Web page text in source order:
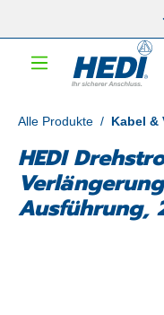
Alle Produkte / Kabel &
HEDI
Ausführung,